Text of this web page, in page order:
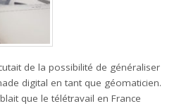
de la possibilité de généraliser
digital en tant que géomaticien.
que le télétravail en France